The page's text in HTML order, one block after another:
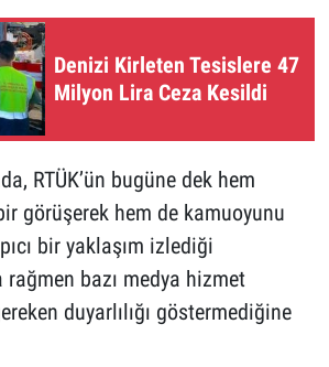
Denizi Kirleten Tesislere 47
Milyon Lira Ceza Kesildi
RTÜK’ün bugüne dek hem
görüşerek hem de kamuoyunu
bir yaklaşım izlediği
bazı medya hizmet
duyarlılığı göstermediğine